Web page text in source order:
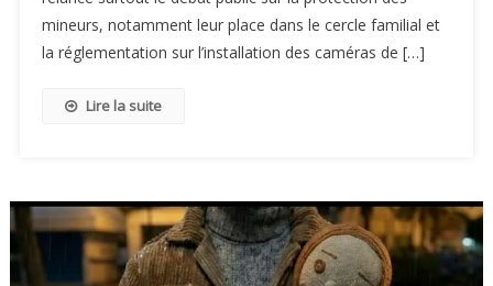
mineurs, notamment leur place dans le cercle familial et
la réglementation sur l’installation des caméras de […]
Lire la suite